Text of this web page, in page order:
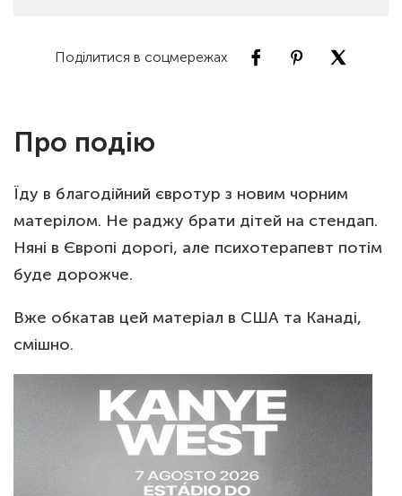
Поділитися в соцмережах
Про подію
Їду в благодійний євротур з новим чорним
матерілом. Не раджу брати дітей на стендап.
Няні в Європі дорогі, але психотерапевт потім
буде дорожче.
Вже обкатав цей матеріал в США та Канаді,
смішно.